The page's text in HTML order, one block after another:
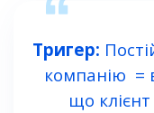
Тригер:
компанію =
що